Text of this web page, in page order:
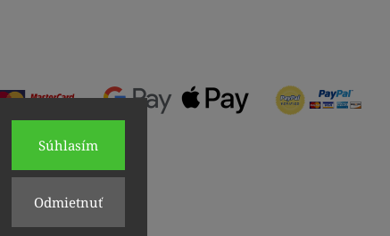
Odmietnuť
Súhlasím